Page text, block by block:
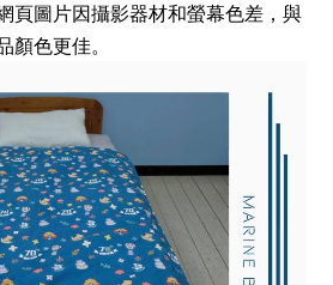
頁圖片因攝影器材和螢幕色差，與
色更佳。